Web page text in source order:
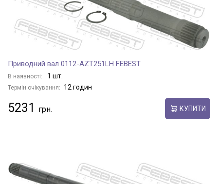
Приводний вал 0112-AZT251LH FEBEST
В наявності: 1 шт.
Термін очікування: 12 годин
5231 КУПИТИ